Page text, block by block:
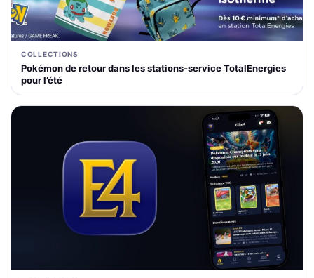
COLLECTIONS
Pokémon de retour dans les stations-service TotalEnergies
pour l’été